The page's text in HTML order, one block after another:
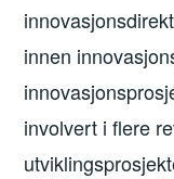
innen
involvert i flere